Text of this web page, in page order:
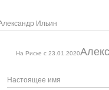
Ильин
На Риске с 23.01.2020
Настоящее имя